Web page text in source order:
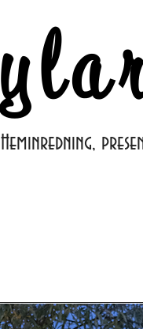
Heminredning,